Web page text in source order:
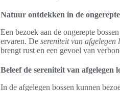
Natuur ontdekken in de
Een bezoek aan de ongerepte
ervaren. De sereniteit van afgelegen
brengt rust en een gevoel van
Beleef de sereniteit van afgelegen
In de afgelegen bossen kunnen